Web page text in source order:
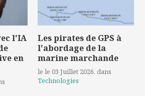
l'IA
en
Les pirates de GPS à
l'abordage de la
marine marchande
le le 03 Juillet 2026, dans
Technologies